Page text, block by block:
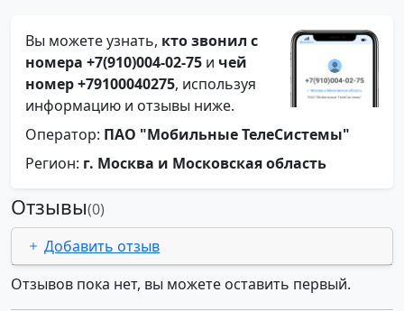
Вы можете узнать, кто звонил с
номера +7(910)004-02-75 и чей
номер +79100040275, используя
информацию и отзывы ниже.
Оператор: ПАО "Мобильные ТелеСистемы"
Регион: г. Москва и Московская область
Отзывы(0)
Добавить отзыв
Отзывов пока нет, вы можете оставить первый.